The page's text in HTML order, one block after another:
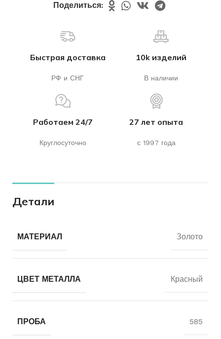
Поделиться:
Быстрая доставка
РФ и СНГ
10k изделий
В наличии
Работаем 24/7
Круглосуточно
27 лет опыта
с 1997 года
Детали
МАТЕРИАЛ Золото
ЦВЕТ МЕТАЛЛА Красный
ПРОБА 585